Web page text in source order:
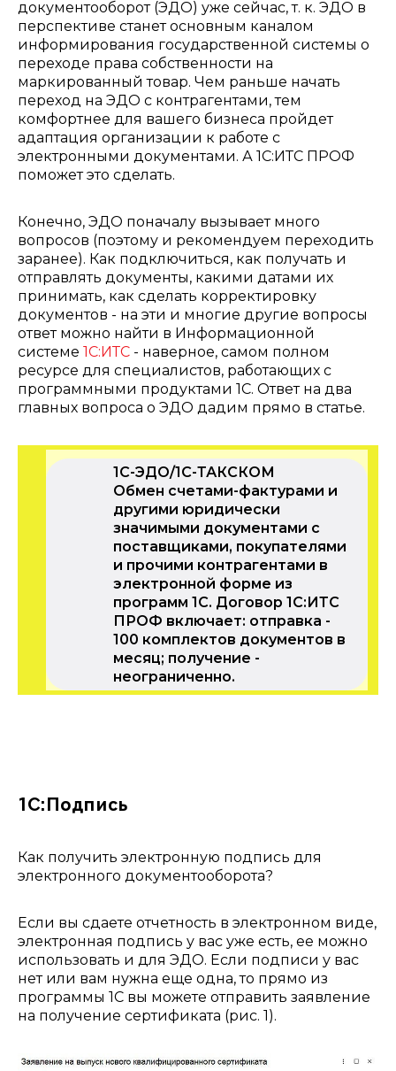
документооборот (ЭДО) уже сейчас, т. к. ЭДО в
перспективе станет основным каналом
информирования государственной системы о
переходе права собственности на
маркированный товар. Чем раньше начать
переход на ЭДО с контрагентами, тем
комфортнее для вашего бизнеса пройдет
адаптация организации к работе с
электронными документами. А 1С:ИТС ПРОФ
поможет это сделать.
Конечно, ЭДО поначалу вызывает много
вопросов (поэтому и рекомендуем переходить
заранее). Как подключиться, как получать и
отправлять документы, какими датами их
принимать, как сделать корректировку
документов - на эти и многие другие вопросы
ответ можно найти в Информационной
системе 1С:ИТС - наверное, самом полном
ресурсе для специалистов, работающих с
программными продуктами 1С. Ответ на два
главных вопроса о ЭДО дадим прямо в статье.
1С-ЭДО/1С-ТАКСКОМ
Обмен счетами-фактурами и
другими юридически
значимыми документами с
поставщиками, покупателями
и прочими контрагентами в
электронной форме из
программ 1С. Договор 1С:ИТС
ПРОФ включает: отправка -
100 комплектов документов в
месяц; получение -
неограниченно.
1С:Подпись
Как получить электронную подпись для
электронного документооборота?
Если вы сдаете отчетность в электронном виде,
электронная подпись у вас уже есть, ее можно
использовать и для ЭДО. Если подписи у вас
нет или вам нужна еще одна, то прямо из
программы 1С вы можете отправить заявление
на получение сертификата (рис. 1).